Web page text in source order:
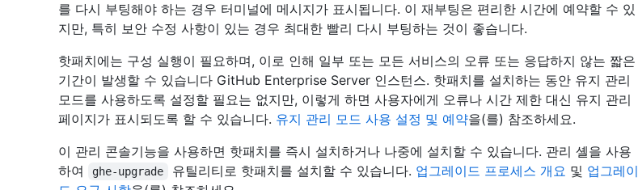
를 다시 부팅해야 하는 경우 터미널에 메시지가 표시됩니다. 이 재부팅은 편리한 시간에 예약할 수 있
지만, 특히 보안 수정 사항이 있는 경우 최대한 빨리 다시 부팅하는 것이 좋습니다.
핫패치에는 구성 실행이 필요하며, 이로 인해 일부 또는 모든 서비스의 오류 또는 응답하지 않는 짧은
기간이 발생할 수 있습니다 GitHub Enterprise Server 인스턴스. 핫패치를 설치하는 동안 유지 관리
모드를 사용하도록 설정할 필요는 없지만, 이렇게 하면 사용자에게 오류나 시간 제한 대신 유지 관리
페이지가 표시되도록 할 수 있습니다. 유지 관리 모드 사용 설정 및 예약을(를) 참조하세요.
이 관리 콘솔기능을 사용하면 핫패치를 즉시 설치하거나 나중에 설치할 수 있습니다. 관리 셸을 사용
하여
ghe-upgrade 유틸리티로 핫패치를 설치할 수 있습니다. 업그레이드 프로세스 개요 및 업그레이